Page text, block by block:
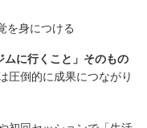
を身につける
ムに行くこと」そのもの
圧倒的に成果につながり